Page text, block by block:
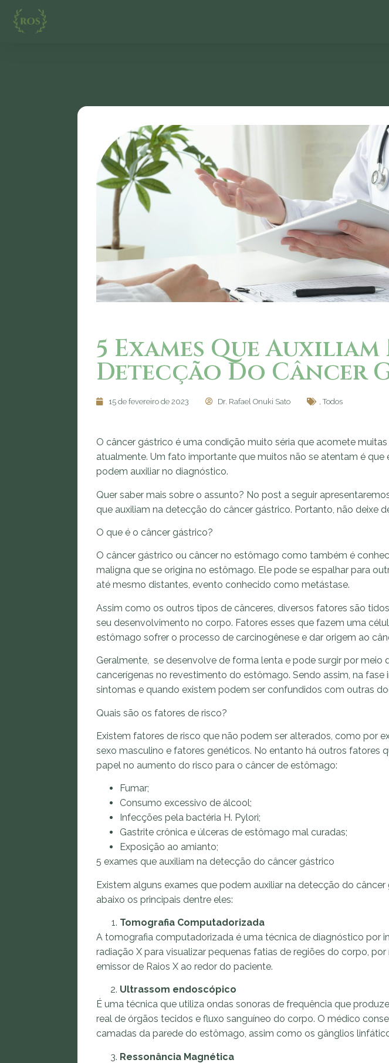
5 Exames Que Auxiliam
Detecção Do Câncer
15 de fevereiro de 2023 Dr. Rafael Onuki Sato , Todos
O câncer gástrico é uma condição muito séria que acomete
atualmente. Um fato importante que muitos não se atentam é que
podem auxiliar no diagnóstico.
Quer saber mais sobre o assunto? No post a seguir
que auxiliam na detecção do câncer gástrico. Portanto, não deixe
O que é o câncer gástrico?
O câncer gástrico ou câncer no estômago como também é
maligna que se origina no estômago. Ele pode se espalhar para
até mesmo distantes, evento conhecido como metástase.
Assim como os outros tipos de cânceres, diversos fatores são
seu desenvolvimento no corpo. Fatores esses que fazem uma
estômago sofrer o processo de carcinogênese e dar origem ao
Geralmente, se desenvolve de forma lenta e pode surgir por meio
cancerígenas no revestimento do estômago. Sendo assim, na fase
sintomas e quando existem podem ser confundidos com outras
Quais são os fatores de risco?
Existem fatores de risco que não podem ser alterados, como por
sexo masculino e fatores genéticos. No entanto há outros fatores
papel no aumento do risco para o câncer de estômago:
Fumar;
Consumo excessivo de álcool;
Infecções pela bactéria H. Pylori;
Gastrite crônica e úlceras de estômago mal curadas;
Exposição ao amianto;
5 exames que auxiliam na detecção do câncer gástrico
Existem alguns exames que podem auxiliar na detecção do câncer
abaixo os principais dentre eles:
Tomografia Computadorizada
A tomografia computadorizada é uma técnica de diagnóstico por
radiação X para visualizar pequenas fatias de regiões do corpo,
emissor de Raios X ao redor do paciente.
Ultrassom endoscópico
É uma técnica que utiliza ondas sonoras de frequência que
real de órgãos tecidos e fluxo sanguíneo do corpo. O médico
camadas da parede do estômago, assim como os gânglios
Ressonância Magnética